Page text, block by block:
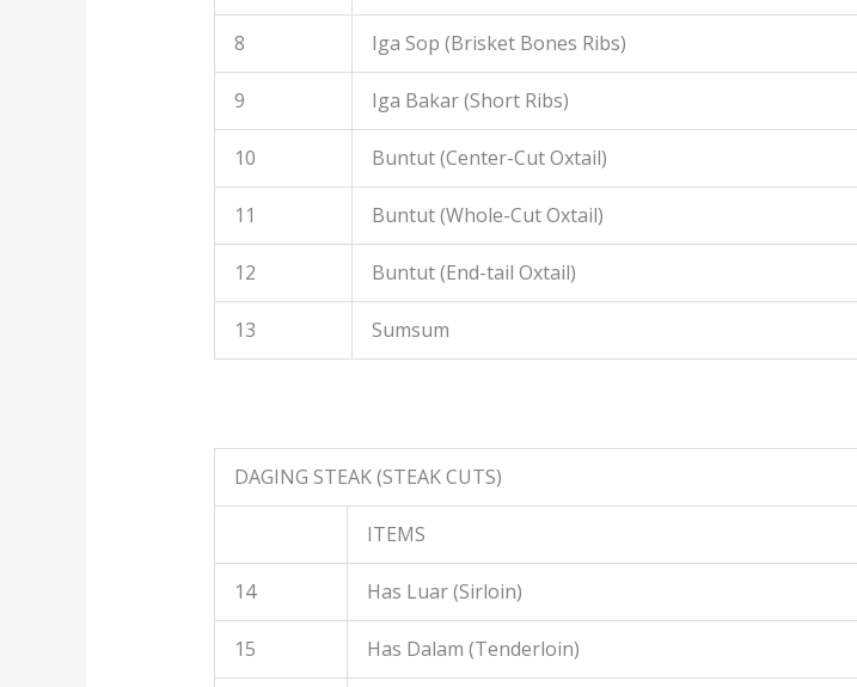
8 Iga Sop (Brisket Bones Ribs)
9 Iga Bakar (Short Ribs)
10 Buntut (Center-Cut Oxtail)
11 Buntut (Whole-Cut Oxtail)
12 Buntut (End-tail Oxtail)
13 Sumsum
DAGING STEAK (STEAK CUTS)
ITEMS
14 Has Luar (Sirloin)
15 Has Dalam (Tenderloin)